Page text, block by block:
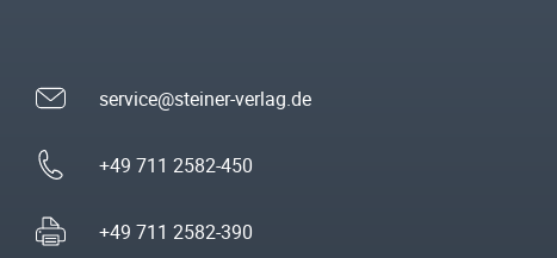
service@steiner-verlag.de
+49 711 2582-450
+49 711 2582-390